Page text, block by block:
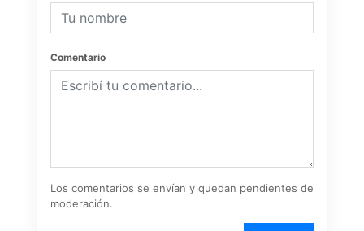
Comentario
Los comentarios se envían y quedan pendientes de
moderación.